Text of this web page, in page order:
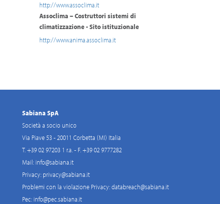
http://www.assoclima.it
Assoclima – Costruttori sistemi di
climatizzazione - Sito istituzionale
http://www.anima.assoclima.it
Sabiana SpA
Società a socio unico
Via Piave 53 - 20011 Corbetta (MI) Italia
T. +39 02 97203 1 r.a. - F. +39 02 9777282
Mail: info@sabiana.it
Privacy: privacy@sabiana.it
Problemi con la violazione Privacy:databreach@sabiana.it
Pec: info@pec.sabiana.it